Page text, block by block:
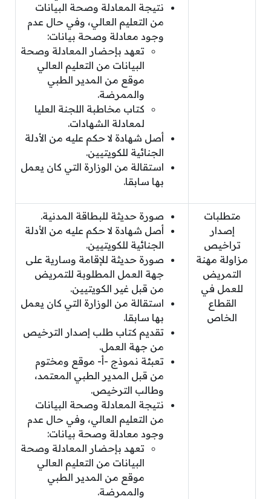
نتيجة المعادلة وصحة البيانات
من التعليم العالي، وفي حال عدم
وجود معادلة وصحة بيانات:
تعهد بإحضار المعادلة وصحة
البيانات من التعليم العالي
موقع من المدير الطبي
والممرضة.
كتاب مخاطبة اللجنة العليا
لمعادلة الشهادات.
أصل شهادة لا حكم عليه من الأدلة
الجنائية للكويتيين.
استقالة من الوزارة التي كان يعمل
بها سابقا.
متطلبات
إصدار
تراخيص
مزاولة مهنة
التمريض
للعمل في
القطاع
الخاص
صورة حديثة للبطاقة المدنية.
أصل شهادة لا حكم عليه من الأدلة
الجنائية للكويتيين.
صورة حديثة للإقامة وسارية على
جهة العمل المطلوبة للتمريض
من قبل غير الكويتيين.
استقالة من الوزارة التي كان يعمل
بها سابقا.
تقديم كتاب طلب إصدار الترخيص
من جهة العمل.
تعبئة نموذج -أ- موقع ومختوم
من قبل المدير الطبي المعتمد،
وطالب الترخيص.
نتيجة المعادلة وصحة البيانات
من التعليم العالي، وفي حال عدم
وجود معادلة وصحة بيانات:
تعهد بإحضار المعادلة وصحة
البيانات من التعليم العالي
موقع من المدير الطبي
والممرضة.